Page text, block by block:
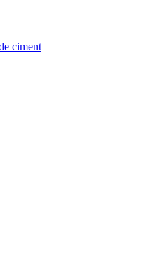
ciment